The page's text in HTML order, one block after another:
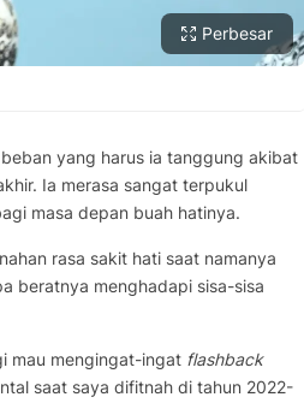
Perbesar
yang harus ia tanggung akibat
Ia merasa sangat terpukul
masa depan buah hatinya.
rasa sakit hati saat namanya
beratnya menghadapi sisa-sisa
mau mengingat-ingat flashback
saat saya difitnah di tahun 2022-